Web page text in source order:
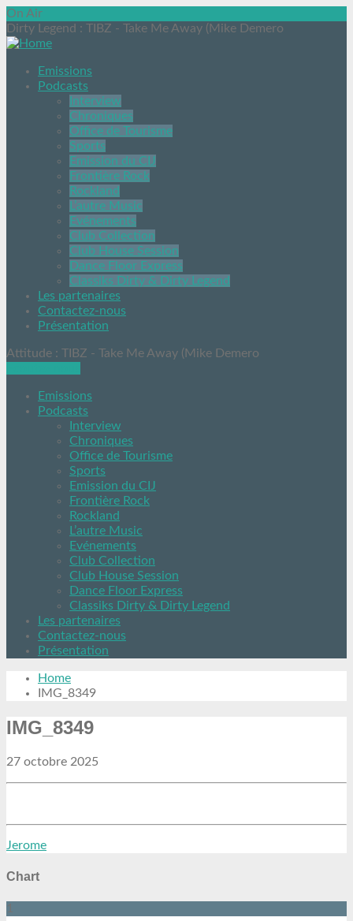
On Air
Dirty Legend : TIBZ - Take Me Away (Mike Demero
Emissions
Podcasts
Interview
Chroniques
Office de Tourisme
Sports
Emission du CIJ
Frontière Rock
Rockland
L’autre Music
Evénements
Club Collection
Club House Session
Dance Floor Express
Classiks Dirty & Dirty Legend
Les partenaires
Contactez-nous
Présentation
Attitude : TIBZ - Take Me Away (Mike Demero
Emissions
Podcasts
Interview
Chroniques
Office de Tourisme
Sports
Emission du CIJ
Frontière Rock
Rockland
L’autre Music
Evénements
Club Collection
Club House Session
Dance Floor Express
Classiks Dirty & Dirty Legend
Les partenaires
Contactez-nous
Présentation
Home
IMG_8349
IMG_8349
27 octobre 2025
Jerome
Chart
1